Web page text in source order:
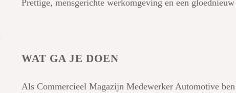
Prettige, mensgerichte werkomgeving en een
WAT GA JE DOEN
Als Commercieel Magazijn Medewerker Automotive